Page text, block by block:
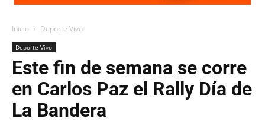
Inicio Deporte Vivo
Deporte Vivo
Este fin de semana se corre
en Carlos Paz el Rally Día de
La Bandera